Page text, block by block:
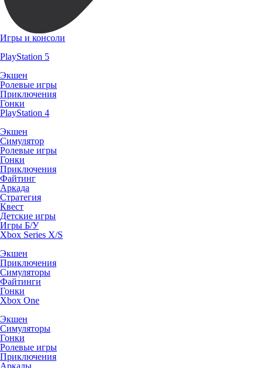
Игры и консоли
PlayStation 5
Экшен
Ролевые игры
Приключения
Гонки
PlayStation 4
Экшен
Симулятор
Ролевые игры
Гонки
Приключения
Файтинг
Аркада
Стратегия
Квест
Детские игры
Игры Б/У
Xbox Series X/S
Экшен
Приключения
Симуляторы
Файтинги
Гонки
Xbox One
Экшен
Симуляторы
Гонки
Ролевые игры
Приключения
Аркады